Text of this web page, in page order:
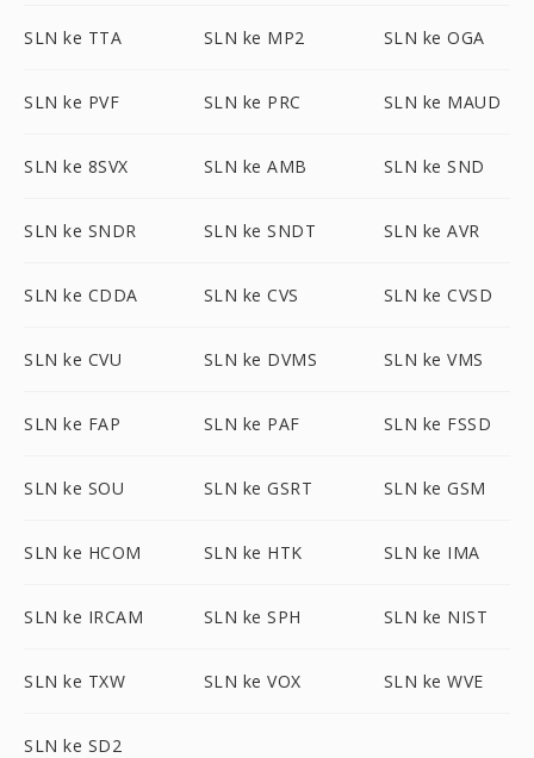
SLN ke TTA SLN ke MP2 SLN ke OGA
SLN ke PVF SLN ke PRC SLN ke MAUD
SLN ke 8SVX SLN ke AMB SLN ke SND
SLN ke SNDR SLN ke SNDT SLN ke AVR
SLN ke CDDA SLN ke CVS SLN ke CVSD
SLN ke CVU SLN ke DVMS SLN ke VMS
SLN ke FAP SLN ke PAF SLN ke FSSD
SLN ke SOU SLN ke GSRT SLN ke GSM
SLN ke HCOM SLN ke HTK SLN ke IMA
SLN ke IRCAM SLN ke SPH SLN ke NIST
SLN ke TXW SLN ke VOX SLN ke WVE
SLN ke SD2